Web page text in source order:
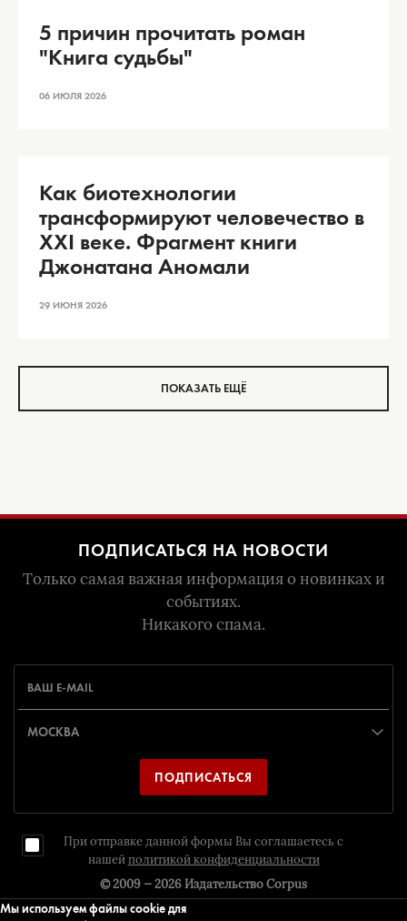
5 причин прочитать роман
"Книга судьбы"
06 ИЮЛЯ 2026
Как биотехнологии
трансформируют человечество в
XXI веке. Фрагмент книги
Джонатана Аномали
29 ИЮНЯ 2026
ПОКАЗАТЬ ЕЩЁ
ПОДПИСАТЬСЯ НА НОВОСТИ
Только самая важная информация о новинках и
событиях.
Никакого спама.
ПОДПИСАТЬСЯ
При отправке данной формы Вы соглашаетесь с
нашей политикой конфиденциальности
© 2009 — 2026 Издательство Corpus
Мы используем файлы cookie для